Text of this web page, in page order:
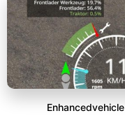
Enhancedvehicle